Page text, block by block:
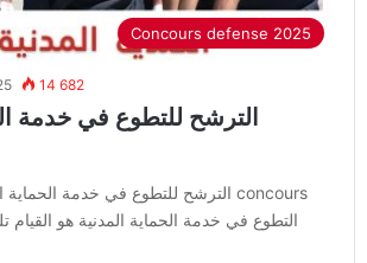
Concours defense 2025
14 682
الترشح للتطوع في خدمة